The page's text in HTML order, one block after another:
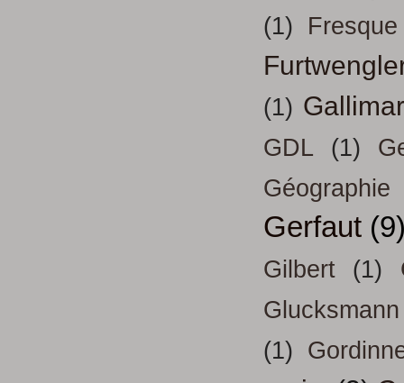
(1) Fresque
(1)
GDL (1)
Géographie
Gerfaut
Gilbert (1)
Glucksmann
(1)